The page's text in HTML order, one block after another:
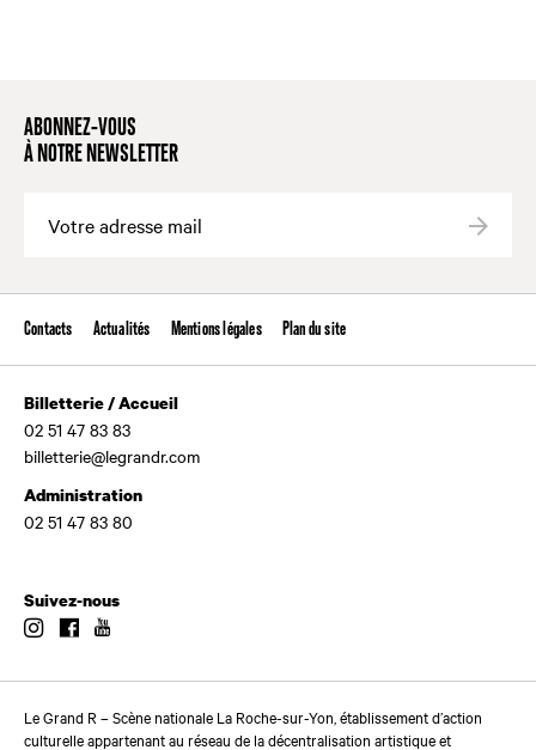
ABONNEZ-VOUS
À NOTRE NEWSLETTER
Contacts Actualités Mentions légales Plan du site
Billetterie / Accueil
02 51 47 83 83
billetterie@legrandr.com
Administration
02 51 47 83 80
Suivez-nous
InstagramFacebook
Le Grand R – Scène nationale La Roche-sur-Yon, établissement d’action
culturelle appartenant au réseau de la décentralisation artistique et